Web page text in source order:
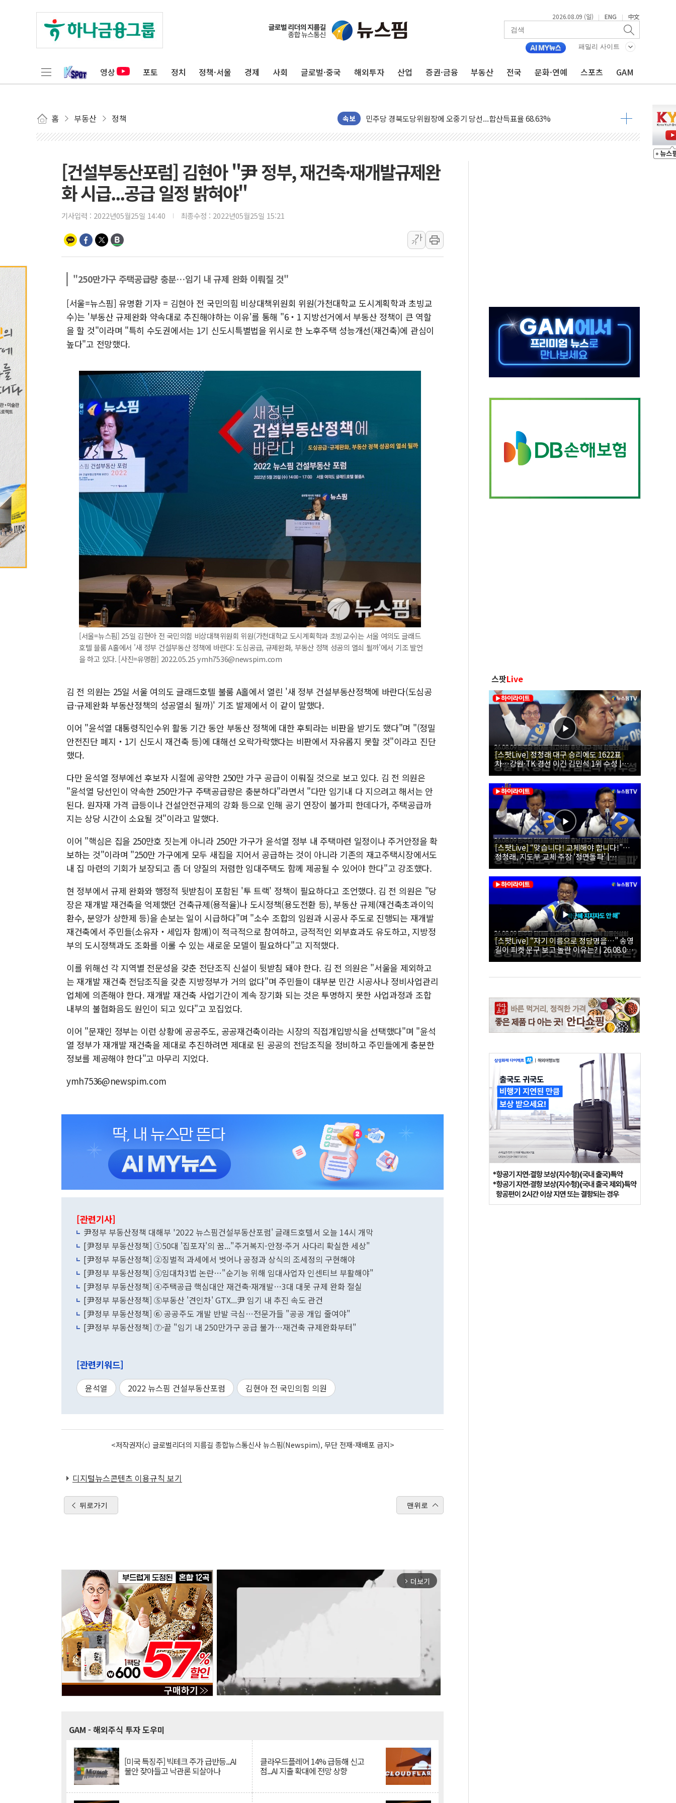
2026.08.09 (일) | ENG | 中文
패밀리 사이트
영상 포토 정치 정책·서울 경제 사회 글로벌·중국 해외투자 산업 증권·금융 부동산 전국 문화·연예 스포츠 GAM
홈 부동산 정책 속보
125mm 폭우 쏟아진 울진...'두천~하당'·'올미골교' 차량 통행 선제 제한
평택 진위면 공장서 탱크 내부 작업 중 근로자 1명 숨져
포항 블루밸리 국가산단에 '철강 AI융합실증센터' 들어선다
상주 낙동강 선착장 하류서 50대 숨진 채 발견...경찰, 조사 중
민주당 경북도당위원장에 오중기 당선...합산득표율 68.63%
인천서 말다툼 중 어머니 살해 10대 구속…범행 후 반려견도 죽여
[속보] 민주, 강원·대구·경북 경선 결과...김민석 48.54% 정청래 44.40%
[속보] 민주, 경북 경선 결과 발표...김민석 47.37% 정청래 45.71% 송영길 6.92%
최태원, 노소영에 9440억 지급 확정되나…재상고 앞두고 막판 셈법
하나금융, 명동 소상공인에 '행복상자' 전달
홈플러스發 대형마트 판매, 역대 최대폭 감소한 9.4%↓…유통업계 양극화 심화
윤준병·이해민 의원, '정부 특사'로 콜롬비아 대통령 취임식 참석
'호우·산사태 주의보' 울진 시간당 30mm 강한 비...호우 피해 없어
[건설부동산포럼] 김현아 "尹 정부, 재건축·재개발규제완
화 시급...공급 일정 밝혀야"
기사입력 : 2022년05월25일 14:40 최종수정 : 2022년05월25일 15:21
가
가
"250만가구 주택공급량 충분…임기 내 규제 완화 이뤄질 것"
[서울=뉴스핌] 유명환 기자 = 김현아 전 국민의힘 비상대책위원회 위원(가천대학교 도시계획학과 초빙교
수)는 '부동산 규제완화 약속대로 추진해야하는 이유'를 통해 "6‧1 지방선거에서 부동산 정책이 큰 역할
을 할 것"이라며 "특히 수도권에서는 1기 신도시특별법을 위시로 한 노후주택 성능개선(재건축)에 관심이
높다"고 전망했다.
[서울=뉴스핌] 25일 김현아 전 국민의힘 비상대책위원회 위원(가천대학교 도시계획학과 초빙교수)는 서울 여의도 글래드
호텔 블룸 A홀에서 '새 정부 건설부동산 정책에 바란다: 도심공급, 규제완화, 부동산 정책 성공의 열쇠 될까'에서 기조 발언
을 하고 있다. [사진=유명환] 2022.05.25 ymh7536@newspim.com
김 전 의원는 25일 서울 여의도 글래드호텔 불룸 A홀에서 열린 '새 정부 건설부동산정책에 바란다(도심공
급·규제완화 부동산정책의 성공열쇠 될까)' 기조 발제에서 이 같이 말했다.
이어 "윤석열 대통령직인수위 활동 기간 동안 부동산 정책에 대한 후퇴라는 비판을 받기도 했다"며 "(정밀
안전진단 폐지‧1기 신도시 재건축 등)에 대해선 오락가락했다는 비판에서 자유롭지 못할 것"이라고 진단
했다.
다만 윤석열 정부에선 후보자 시절에 공약한 250만 가구 공급이 이뤄질 것으로 보고 있다. 김 전 의원은
"윤석열 당선인이 약속한 250만가구 주택공급량은 충분하다"라면서 "다만 임기내 다 지으려고 해서는 안
된다. 원자재 가격 급등이나 건설안전규제의 강화 등으로 인해 공기 연장이 불가피 한데다가, 주택공급까
지는 상당 시간이 소요될 것"이라고 말했다.
이어 "핵심은 집을 250만호 짓는게 아니라 250만 가구가 윤석열 정부 내 주택마련 일정이나 주거안정을 확
보하는 것"이라며 "250만 가구에게 모두 새집을 지어서 공급하는 것이 아니라 기존의 재고주택시장에서도
내 집 마련의 기회가 보장되고 좀 더 양질의 저렴한 임대주택도 함께 제공될 수 있어야 한다"고 강조했다.
현 정부에서 규제 완화와 행정적 뒷받침이 포함된 '투 트랙' 정책이 필요하다고 조언했다. 김 전 의원은 "당
장은 재개발 재건축을 억제했던 건축규제(용적율)나 도시정책(용도전환 등), 부동산 규제(재건축초과이익
환수, 분양가 상한제 등)을 손보는 일이 시급하다"며 "소수 조합의 임원과 시공사 주도로 진행되는 재개발
재건축에서 주민들(소유자‧세입자 함께)이 적극적으로 참여하고, 긍적적인 외부효과도 유도하고, 지방정
부의 도시정책과도 조화를 이룰 수 있는 새로운 모델이 필요하다"고 지적했다.
이를 위해선 각 지역별 전문성을 갖춘 전단조직 신설이 뒷받침 돼야 한다. 김 전 의원은 "서울을 제외하고
는 재개발 재건축 전담조직을 갖춘 지방정부가 거의 없다"며 주민들이 대부분 민간 시공사나 정비사업관리
업체에 의존해야 한다. 재개발 재건축 사업기간이 계속 장기화 되는 것은 투명하지 못한 사업과정과 조합
내부의 불협화음도 원인이 되고 있다"고 꼬집었다.
이어 "문재인 정부는 이런 상황에 공공주도, 공공재건축이라는 시장의 직접개입방식을 선택했다"며 "윤석
열 정부가 재개발 재건축을 제대로 추진하려면 제대로 된 공공의 전담조직을 정비하고 주민들에게 충분한
정보를 제공해야 한다"고 마무리 지었다.
ymh7536@newspim.com
[관련기사]
尹정부 부동산정책 대해부 '2022 뉴스핌건설부동산포럼' 글래드호텔서 오늘 14시 개막
[尹정부 부동산정책] ①50대 '집포자'의 꿈..."주거복지-안정·주거 사다리 확실한 세상"
[尹정부 부동산정책] ②징벌적 과세에서 벗어나 공정과 상식의 조세정의 구현해야
[尹정부 부동산정책] ③임대차3법 논란…"순기능 위해 임대사업자 인센티브 부활해야"
[尹정부 부동산정책] ④주택공급 핵심대안 재건축·재개발…3대 대못 규제 완화 절실
[尹정부 부동산정책] ⑤부동산 '견인차' GTX...尹 임기 내 추진 속도 관건
[尹정부 부동산정책] ⑥ 공공주도 개발 반발 극심…전문가들 "공공 개입 줄여야"
[尹정부 부동산정책] ⑦·끝 "임기 내 250만가구 공급 불가…재건축 규제완화부터"
[관련키워드]
윤석열 2022 뉴스핌 건설부동산포럼 김현아 전 국민의힘 의원
<저작권자(c) 글로벌리더의 지름길 종합뉴스통신사 뉴스핌(Newspim), 무단 전재-재배포 금지>
디지털뉴스콘텐츠 이용규칙 보기
뒤로가기 맨위로
arrow_forward_ios 더보기
GAM - 해외주식 투자 도우미
[미국 특징주] 빅테크 주가 급반등...AI
불안 잦아들고 낙관론 되살아나
클라우드플레어 14% 급등해 신고
점...AI 지출 확대에 전망 상향
스팟Live
[스팟Live] 정청래 대구 승리에도 1622표
차…강원·TK 경선 이긴 김민석 1위 수성 |
26.08.09 더불어민주당 당대표·최고위원 후
보 대구·경북 합동연설회
[스팟Live] “맞습니다! 교체해야 합니다!”…
정청래, 지도부 교체 주장 ‘정면돌파’ |
26.08.09 더불어민주당 당대표·최고위원 후
보 대구·경북 합동연설회
[스팟Live] “자기 이름으로 정당명을…” 송영
길이 피켓 문구 보고 놀란 이유는? | 26.08.09
더불어민주당 당대표·최고위원 후보 대구·경